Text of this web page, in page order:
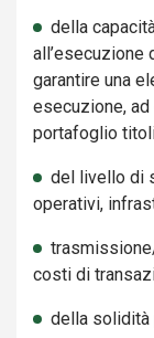
della
all’esecuzione
garantire una
esecuzione,
portafoglio
del livello di
operativi,
costi di
della solidità